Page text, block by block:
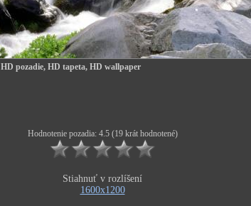
HD pozadie, HD tapeta, HD wallpaper
Hodnotenie pozadia: 4.5 (19 krát hodnotené)
Stiahnuť v rozlíšení
1600x1200